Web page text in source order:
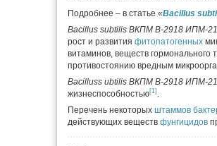
Подробнее – в статье «Bacillus
Bacillus subtilis ВКПМ В-2918 ИПМ-
рост и развития фитопатогенных
витаминов, веществ гормонального
противостоянию вредным
Bacilluss ubtilis ВКПМ В-2918 ИПМ-
жизнеспособностью[1] .
Перечень некоторых штаммов
действующих веществ фунгицидов